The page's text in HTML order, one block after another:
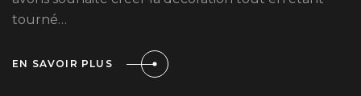
tourné…
EN SAVOIR PLUS